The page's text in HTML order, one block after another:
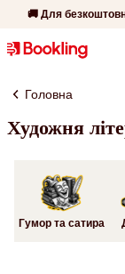
🚚 Для
Головна
Художня
Гумор та сатира